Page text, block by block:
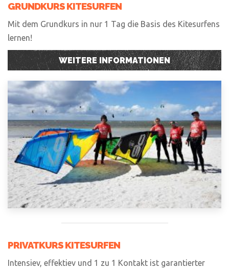
GRUNDKURS KITESURFEN
Mit dem Grundkurs in nur 1 Tag die Basis des Kitesurfens
lernen!
WEITERE INFORMATIONEN
PRIVATKURS KITESURFEN
Intensiev, effektiev und 1 zu 1 Kontakt ist garantierter